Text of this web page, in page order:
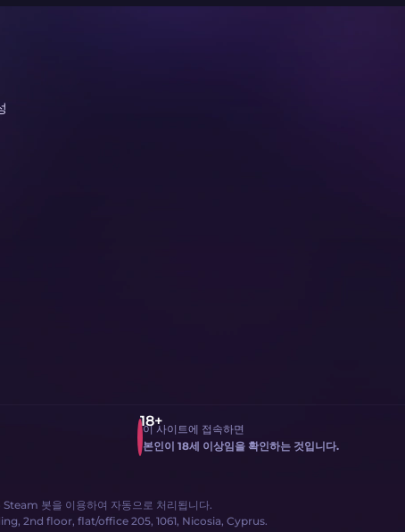
봇을 이용하여 자동으로 처리됩니다.
2nd floor, flat/office 205, 1061, Nicosia, Cyprus.
이 사이트에 접속하면
본인이 18세 이상임을 확인하는 것입니다.